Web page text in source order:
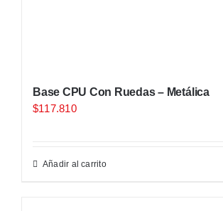
Base CPU Con Ruedas – Metálica
$117.810
Añadir al carrito